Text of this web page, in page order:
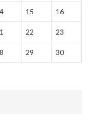
15 16
22 23
29
30